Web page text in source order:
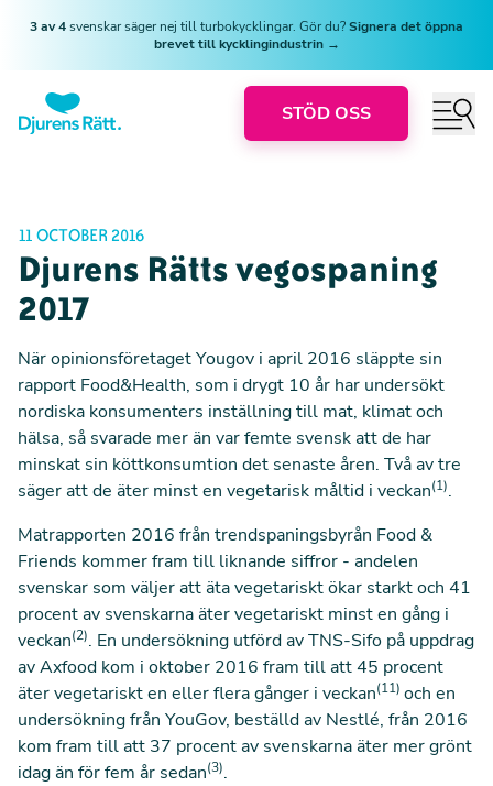
3 av 4svenskar säger nej till turbokycklingar. Gör du?Signera det öppna
brevet till kycklingindustrin →
STÖD OSS
11 OCTOBER 2016
Djurens Rätts vegospaning
2017
När opinionsföretaget Yougov i april 2016 släppte sin
rapport Food&Health, som i drygt 10 år har undersökt
nordiska konsumenters inställning till mat, klimat och
hälsa, så svarade mer än var femte svensk att de har
minskat sin köttkonsumtion det senaste åren. Två av tre
säger att de äter minst en vegetarisk måltid i veckan(1).
Matrapporten 2016 från trendspaningsbyrån Food &
Friends kommer fram till liknande siffror - andelen
svenskar som väljer att äta vegetariskt ökar starkt och 41
procent av svenskarna äter vegetariskt minst en gång i
veckan(2). En undersökning utförd av TNS-Sifo på uppdrag
av Axfood kom i oktober 2016 fram till att 45 procent
äter vegetariskt en eller flera gånger i veckan(11) och en
undersökning från YouGov, beställd av Nestlé, från 2016
kom fram till att 37 procent av svenskarna äter mer grönt
idag än för fem år sedan(3).